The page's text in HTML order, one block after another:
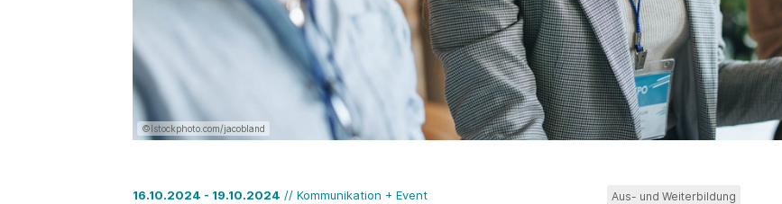
©Istockphoto.com/jacobland
16.10.2024 - 19.10.2024 // Kommunikation + Event Aus- und Weiterbildung